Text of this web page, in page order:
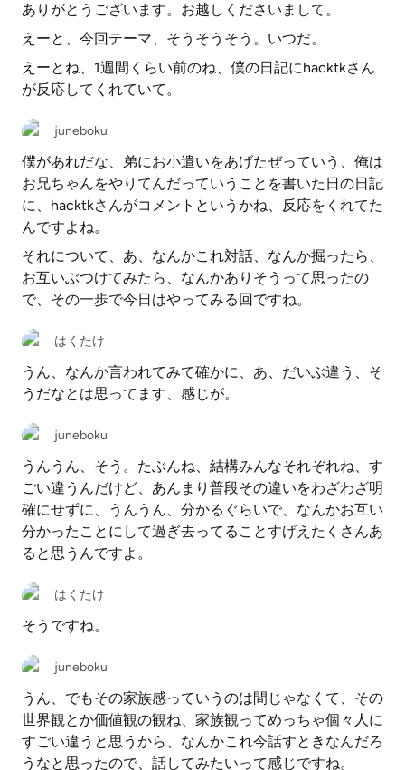
ありがとうございます。お越しくださいまして。
えーと、今回テーマ、そうそうそう。いつだ。
えーとね、1週間くらい前のね、僕の日記にhacktkさん
が反応してくれていて。
juneboku
僕があれだな、弟にお小遣いをあげたぜっていう、俺は
お兄ちゃんをやりてんだっていうことを書いた日の日記
に、hacktkさんがコメントというかね、反応をくれてた
んですよね。
それについて、あ、なんかこれ対話、なんか掘ったら、
お互いぶつけてみたら、なんかありそうって思ったの
で、その一歩で今日はやってみる回ですね。
はくたけ
うん、なんか言われてみて確かに、あ、だいぶ違う、そ
うだなとは思ってます、感じが。
juneboku
うんうん、そう。たぶんね、結構みんなそれぞれね、す
ごい違うんだけど、あんまり普段その違いをわざわざ明
確にせずに、うんうん、分かるぐらいで、なんかお互い
分かったことにして過ぎ去ってることすげえたくさんあ
ると思うんですよ。
はくたけ
そうですね。
juneboku
うん、でもその家族感っていうのは間じゃなくて、その
世界観とか価値観の観ね、家族観ってめっちゃ個々人に
すごい違うと思うから、なんかこれ今話すときなんだろ
うなと思ったので、話してみたいって感じですね。